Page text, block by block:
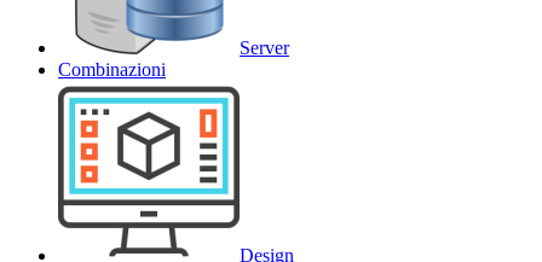
Server
Combinazioni
Design